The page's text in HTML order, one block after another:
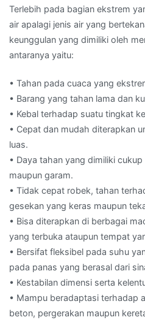
Terlebih pada bagian ekstrem
air apalagi jenis air yang
keunggulan yang dimiliki oleh
antaranya yaitu:
• Tahan pada cuaca yang
• Barang yang tahan lama dan
• Kebal terhadap suatu tingkat
• Cepat dan mudah diterapkan
luas.
• Daya tahan yang dimiliki
maupun garam.
• Tidak cepat robek, tahan
gesekan yang keras maupun
• Bisa diterapkan di berbagai
yang terbuka ataupun tempat
• Bersifat fleksibel pada suhu
pada panas yang berasal dari
• Kestabilan dimensi serta
• Mampu beradaptasi terhadap
beton, pergerakan maupun